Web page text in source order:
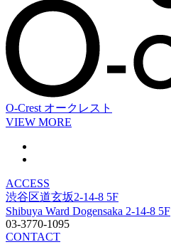
O-Crest オークレスト
VIEW MORE
ACCESS
渋谷区道玄坂2-14-8 5F
Shibuya Ward Dogensaka 2-14-8 5F
03-3770-1095
CONTACT